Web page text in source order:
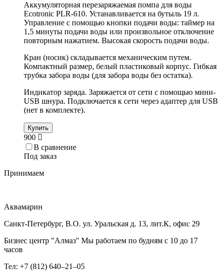
Аккумуляторная перезаряжаемая помпа для воды
Ecotronic PLR-610. Устанавливается на бутыль 19 л.
Управление с помощью кнопки подачи воды: таймер на
1,5 минуты подачи воды или произвольное отключение
повторным нажатием. Высокая скорость подачи воды.
Кран (носик) складывается механическим путем.
Компактный размер, белый пластиковый корпус. Гибкая
трубка забора воды (для забора воды без остатка).
Индикатор заряда. Заряжается от сети с помощью мини-
USB шнура. Подключается к сети через адаптер для USB
(нет в комплекте).
Купить
900
В сравнение
Под заказ
Принимаем
Аквамарин
Санкт-Петербург, В.О. ул. Уральская д. 13, лит.К, офис 29
Бизнес центр "Алмаз" Мы работаем по будням с 10 до 17
часов
Тел: +7 (812) 640–21–05